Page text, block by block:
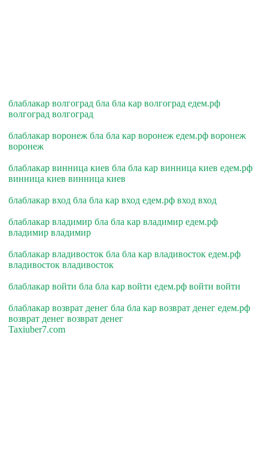
блаблакар волгоград бла бла кар волгоград едем.рф
волгоград волгоград
блаблакар воронеж бла бла кар воронеж едем.рф воронеж
воронеж
блаблакар винница киев бла бла кар винница киев едем.рф
винница киев винница киев
блаблакар вход бла бла кар вход едем.рф вход вход
блаблакар владимир бла бла кар владимир едем.рф
владимир владимир
блаблакар владивосток бла бла кар владивосток едем.рф
владивосток владивосток
блаблакар войти бла бла кар войти едем.рф войти войти
блаблакар возврат денег бла бла кар возврат денег едем.рф
возврат денег возврат денег
Taxiuber7.com